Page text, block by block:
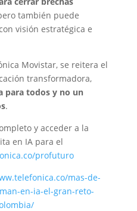
también puede
visión estratégica e
Movistar, se reitera el
transformadora,
para todos y no un
.
y acceder a la
en IA para el
profuturo
mas-de-
en-ia-el-gran-reto-